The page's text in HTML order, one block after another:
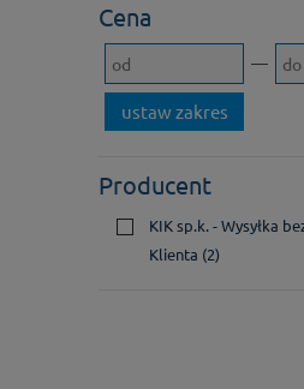
Cena
ustaw zakres
Producent
KIK sp.k. - Wysyłka
Klienta (2)